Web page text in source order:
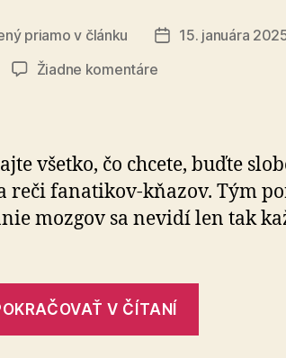
priamo v článku
Dátum
15. januára
Žiadne komentárena
fanatický
katolicizmus!
všetko, čo chcete, buďte
reči fanatikov-kňazov. Tým
mozgov sa nevidí len tak
V ČÍTANÍ